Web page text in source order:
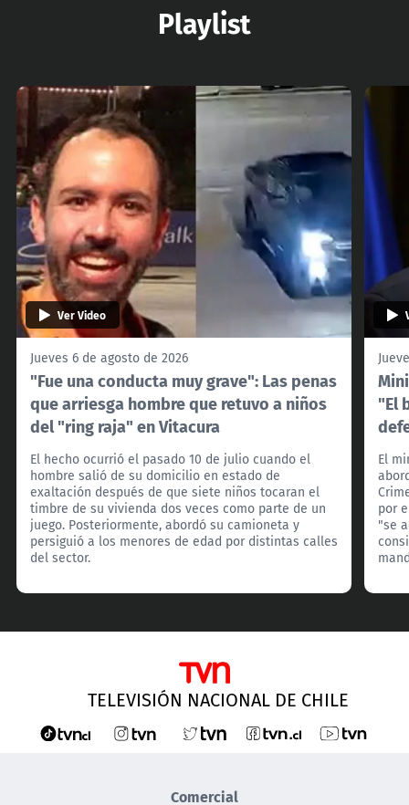
Playlist
Ver Video
Jueves 6 de agosto de 2026
"Fue una conducta muy grave": Las penas
que arriesga hombre que retuvo a niños
del "ring raja" en Vitacura
El hecho ocurrió el pasado 10 de julio cuando el
hombre salió de su domicilio en estado de
exaltación después de que siete niños tocaran el
timbre de su vivienda dos veces como parte de un
juego. Posteriormente, abordó su camioneta y
persiguió a los menores de edad por distintas calles
del sector.
"El
El
por
"se
TELEVISIÓN NACIONAL DE CHILE
Comercial